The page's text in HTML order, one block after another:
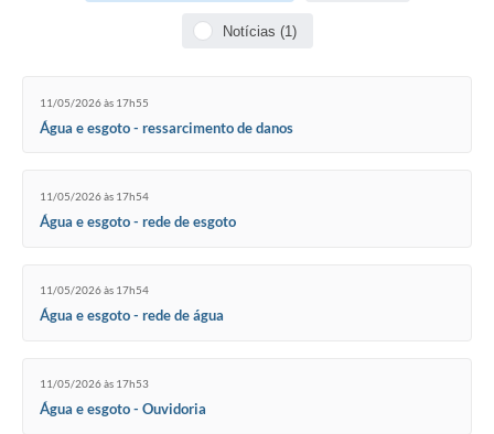
Arborização urbana
Lei de Acesso à Informação
Legislação
IPTU Selo Verde
Contato
Notícias (1)
11/05/2026 às 17h55
Água e esgoto - ressarcimento de danos
11/05/2026 às 17h54
Água e esgoto - rede de esgoto
11/05/2026 às 17h54
Água e esgoto - rede de água
11/05/2026 às 17h53
Água e esgoto - Ouvidoria